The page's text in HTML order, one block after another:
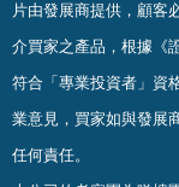
片由發展商提供，顧客
介買家之產品，根據《
符合「專業投資者」資
業意見，買家如與發展
任何責任。